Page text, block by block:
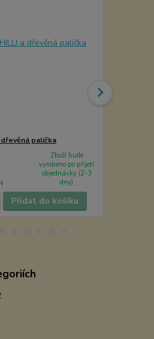
dřevěná palička
Zboží bude
vyrobeno po přijetí
objednávky (2-3
dny)
Přidat do košíku